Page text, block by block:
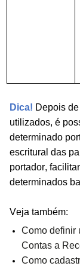
Dica! Depois
utilizados, é
determinado
escritural das
portador,
determinados
Veja também:
Como definir
Contas a
Como